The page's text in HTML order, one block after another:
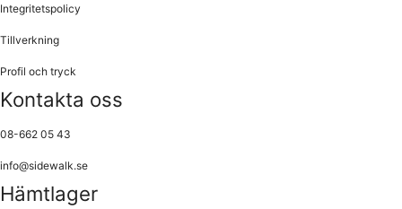
Integritetspolicy
Tillverkning
Profil och tryck
Kontakta oss
08-662 05 43
info@sidewalk.se
Hämtlager